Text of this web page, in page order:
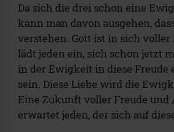
Da sich die drei schon eine
kann man davon ausgehen,
verstehen. Gott ist in sich voller
lädt jeden ein, sich schon jetzt
in der Ewigkeit in diese Freude
sein. Diese Liebe wird die
Eine Zukunft voller Freude und
erwartet jeden, der sich auf